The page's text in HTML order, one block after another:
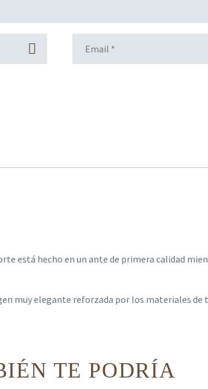
está hecho en un ante de primera calidad
muy elegante reforzada por los materiales de
TE PODRÍA